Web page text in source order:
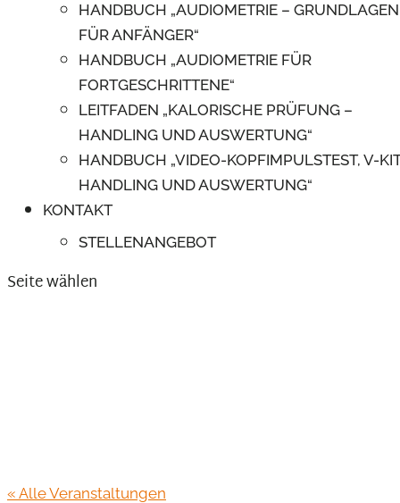
HANDBUCH „AUDIOMETRIE – GRUNDLAGEN
FÜR ANFÄNGER“
HANDBUCH „AUDIOMETRIE FÜR
FORTGESCHRITTENE“
LEITFADEN „KALORISCHE PRÜFUNG –
HANDLING UND AUSWERTUNG“
HANDBUCH „VIDEO-KOPFIMPULSTEST, V-
HANDLING UND AUSWERTUNG“
KONTAKT
STELLENANGEBOT
Seite wählen
« Alle Veranstaltungen